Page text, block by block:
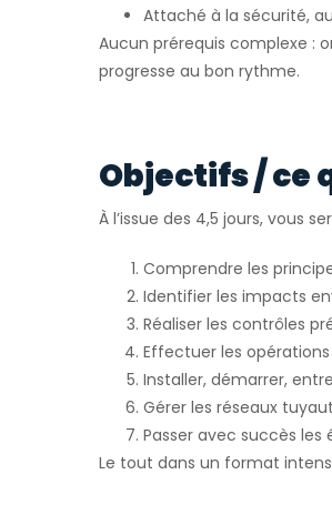
Attaché à la sécurité,
Aucun prérequis complexe :
progresse au bon rythme.
Objectifs / ce
À l’issue des 4,5 jours, vous
Comprendre les
Identifier les impacts
Réaliser les contrôles
Effectuer les
Installer, démarrer,
Gérer les réseaux
Passer avec succès
Le tout dans un format